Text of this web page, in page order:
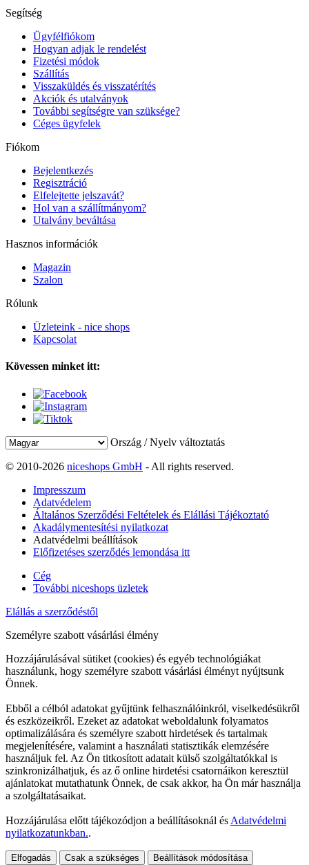
Segítség
Ügyfélfiókom
Hogyan adjak le rendelést
Fizetési módok
Szállítás
Visszaküldés és visszatérítés
Akciók és utalványok
További segítségre van szüksége?
Céges ügyfelek
Fiókom
Bejelentkezés
Regisztráció
Elfelejtette jelszavát?
Hol van a szállítmányom?
Utalvány beváltása
Hasznos információk
Magazin
Szalon
Rólunk
Üzleteink - nice shops
Kapcsolat
Kövessen minket itt:
Ország / Nyelv változtatás
© 2010-2026 niceshops GmbH - All rights reserved.
Impresszum
Adatvédelem
Általános Szerződési Feltételek és Elállási Tájékoztató
Akadálymentesítési nyilatkozat
Adatvédelmi beállítások
Előfizetéses szerződés lemondása itt
Cég
További niceshops üzletek
Elállás a szerződéstől
Személyre szabott vásárlási élmény
Hozzájárulásával sütiket (cookies) és egyéb technológiákat
használunk, hogy személyre szabott vásárlási élményt nyújtsunk
Önnek.
Ebből a célból adatokat gyűjtünk felhasználóinkról, viselkedésükről
és eszközeikről. Ezeket az adatokat weboldalunk folyamatos
optimalizálására és személyre szabott hirdetések és tartalmak
megjelenítésére, valamint a használati statisztikák elemzésére
használjuk fel. Az Ön titkosított adatait külső szolgáltatókkal is
szinkronizálhatjuk, és az ő online hirdetési csatornáikon keresztül
ajánlatokat mutathatunk Önnek, de csak akkor, ha Ön már használja
a szolgáltatásaikat.
Hozzájárulása előtt tájékozódjon a beállításoknál és Adatvédelmi
nyilatkozatunkban..
Elfogadás Csak a szükséges Beállítások módosítása